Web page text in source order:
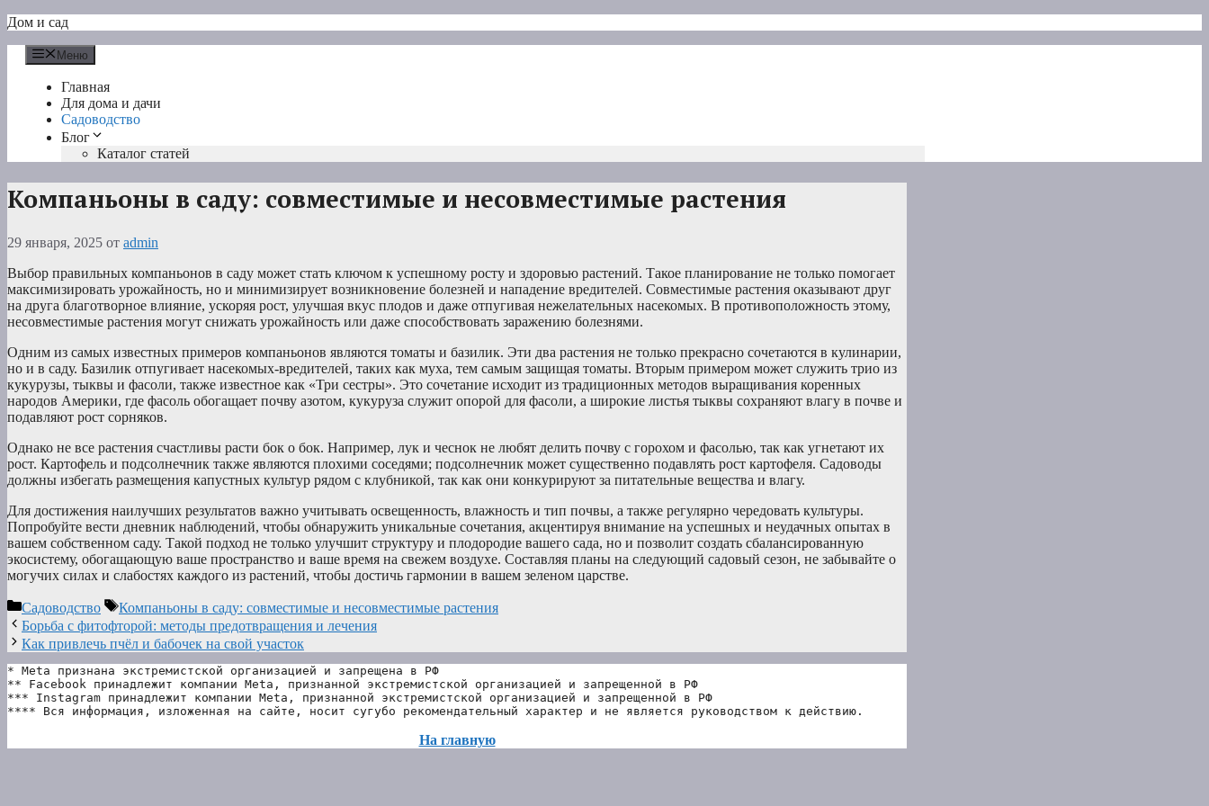
Перейти
содержимому
Дом и сад
Меню
Главная
Для дома и дачи
Садоводство
Блог
Каталог статей
Компаньоны в саду: совместимые и несовместимые растения
29 января, 2025 от admin
Выбор правильных компаньонов в саду может стать ключом к успешному росту и здоровью растений. Такое планирование не только помогает
максимизировать урожайность, но и минимизирует возникновение болезней и нападение вредителей. Совместимые растения оказывают друг
на друга благотворное влияние, ускоряя рост, улучшая вкус плодов и даже отпугивая нежелательных насекомых. В противоположность этому,
несовместимые растения могут снижать урожайность или даже способствовать заражению болезнями.
Одним из самых известных примеров компаньонов являются томаты и базилик. Эти два растения не только прекрасно сочетаются в кулинарии,
но и в саду. Базилик отпугивает насекомых-вредителей, таких как муха, тем самым защищая томаты. Вторым примером может служить трио из
кукурузы, тыквы и фасоли, также известное как «Три сестры». Это сочетание исходит из традиционных методов выращивания коренных
народов Америки, где фасоль обогащает почву азотом, кукуруза служит опорой для фасоли, а широкие листья тыквы сохраняют влагу в почве и
подавляют рост сорняков.
Однако не все растения счастливы расти бок о бок. Например, лук и чеснок не любят делить почву с горохом и фасолью, так как угнетают их
рост. Картофель и подсолнечник также являются плохими соседями; подсолнечник может существенно подавлять рост картофеля. Садоводы
должны избегать размещения капустных культур рядом с клубникой, так как они конкурируют за питательные вещества и влагу.
Для достижения наилучших результатов важно учитывать освещенность, влажность и тип почвы, а также регулярно чередовать культуры.
Попробуйте вести дневник наблюдений, чтобы обнаружить уникальные сочетания, акцентируя внимание на успешных и неудачных опытах в
вашем собственном саду. Такой подход не только улучшит структуру и плодородие вашего сада, но и позволит создать сбалансированную
экосистему, обогащающую ваше пространство и ваше время на свежем воздухе. Составляя планы на следующий садовый сезон, не забывайте о
могучих силах и слабостях каждого из растений, чтобы достичь гармонии в вашем зеленом царстве.
Рубрики
Садоводство Метки
Компаньоны в саду: совместимые и несовместимые растения
Борьба с фитофторой: методы предотвращения и лечения
Как привлечь пчёл и бабочек на свой участок
* Meta признана экстремистской организацией и запрещена в РФ
** Facebook принадлежит компании Meta, признанной экстремистской организацией и запрещенной в РФ
*** Instagram принадлежит компании Meta, признанной экстремистской организацией и запрещенной в РФ
**** Вся информация, изложенная на сайте, носит сугубо рекомендательный характер и не является руководством к действию.
На главную